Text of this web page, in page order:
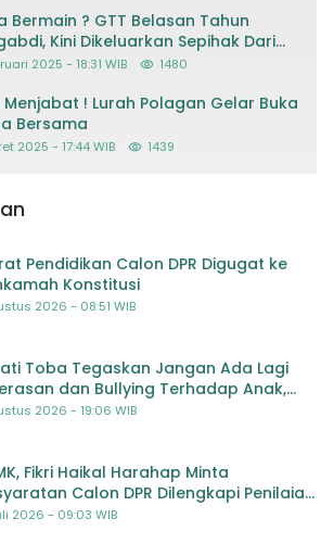
Bermain ? GTT Belasan Tahun
Kini Dikeluarkan Sepihak Dari
2025 - 18:31 WIB 1480
Menjabat ! Lurah Polagan Gelar Buka
Bersama
2025 - 17:44 WIB 1439
Pendidikan Calon DPR Digugat ke
Konstitusi
2026 - 08:51 WIB
Toba Tegaskan Jangan Ada Lagi
dan Bullying Terhadap Anak,
Kolaborasi Seluruh Pihak
2026 - 19:06 WIB
Fikri Haikal Harahap Minta
Calon DPR Dilengkapi Penilaian
2026 - 09:03 WIB